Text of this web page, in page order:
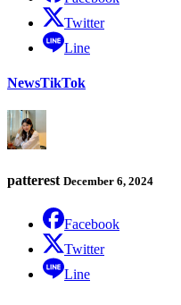
Twitter
Line
NewsTikTok
patterest December 6, 2024
Facebook
Twitter
Line